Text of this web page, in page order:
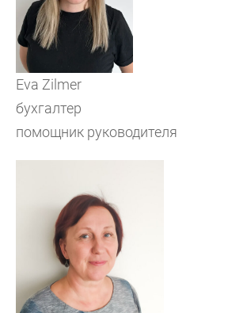
Eva Zilmer
бухгалтер
помощник руководителя